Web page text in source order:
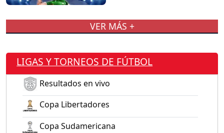
VER MÁS +
LIGAS Y TORNEOS DE FÚTBOL
Resultados en vivo
Copa Libertadores
Copa Sudamericana